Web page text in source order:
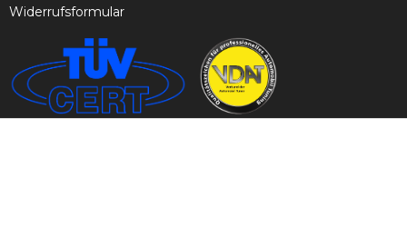
Widerrufsformular